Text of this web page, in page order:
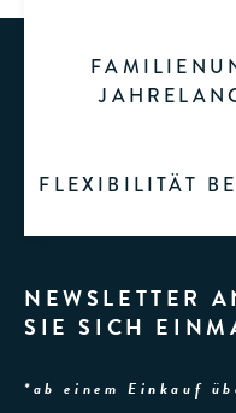
FLEXIBILITÄT
NEWSLETTER
SIE SICH
*ab einem Einkauf